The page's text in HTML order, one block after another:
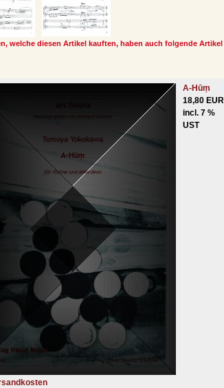
welche diesen Artikel kauften, haben auch folgende Artikel
A-Hūṃ
18,80 EUR
incl. 7 %
UST